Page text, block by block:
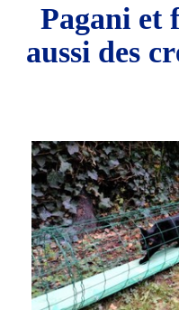
Pagani et
aussi des